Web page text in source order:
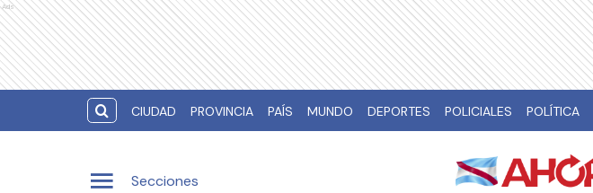
Ads
CIUDAD PROVINCIA PAÍS MUNDO DEPORTES POLICIALES POLÍTICA
Secciones